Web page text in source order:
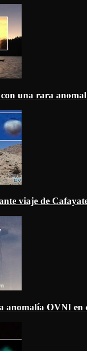
una rara
viaje de
anomalía OVNI en